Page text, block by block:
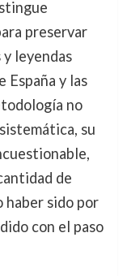
preservar
leyendas
España y las
no
su
de
haber sido por
con el paso